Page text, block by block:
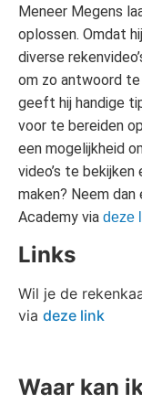
Meneer Megens
oplossen. Omdat
diverse
om zo antwoord te
geeft hij handige
voor te bereiden
een mogelijkheid
video’s te
maken? Neem
Academy via deze
Links
Wil je de
via deze link
Waar kan